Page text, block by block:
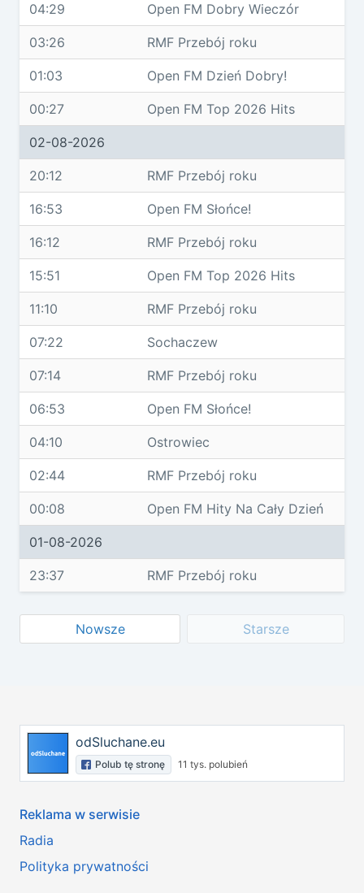
04:29 Open FM Dobry Wieczór
03:26 RMF Przebój roku
01:03 Open FM Dzień Dobry!
00:27 Open FM Top 2026 Hits
02-08-2026
20:12 RMF Przebój roku
16:53 Open FM Słońce!
16:12 RMF Przebój roku
15:51 Open FM Top 2026 Hits
11:10 RMF Przebój roku
07:22 Sochaczew
07:14 RMF Przebój roku
06:53 Open FM Słońce!
04:10 Ostrowiec
02:44 RMF Przebój roku
00:08 Open FM Hity Na Cały Dzień
01-08-2026
23:37 RMF Przebój roku
Nowsze Starsze
odSluchane.eu
Polub tę stronę 11 tys. polubień
Reklama w serwisie
Radia
Polityka prywatności